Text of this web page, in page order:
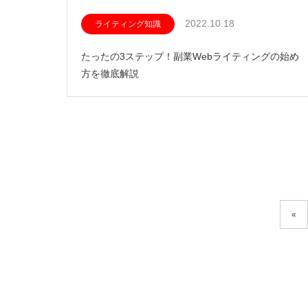
ライティング知識 2022.10.18
たったの3ステップ！副業Webライティングの始め
方を徹底解説
«